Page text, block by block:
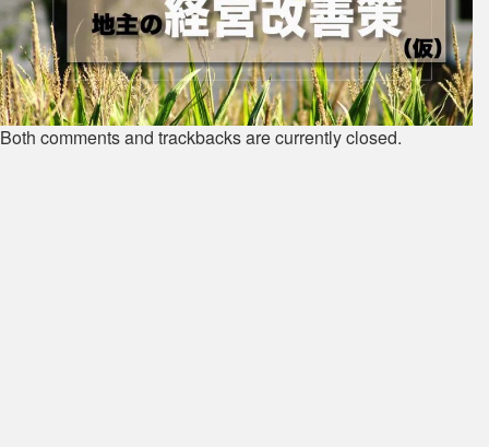
Both comments and trackbacks are currently closed.